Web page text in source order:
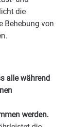
die
Behebung von
alle während
werden.